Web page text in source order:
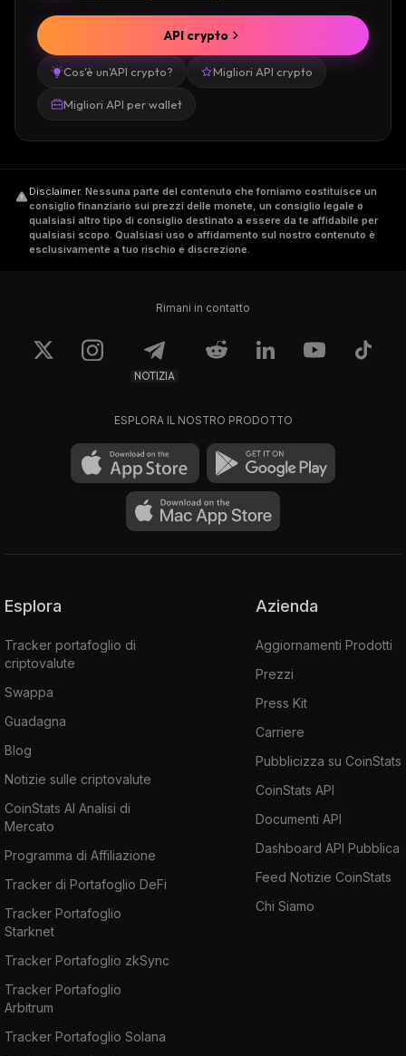
Cos'è un'API crypto? Migliori API crypto
Migliori API per wallet
API crypto
Disclaimer. Nessuna parte del contenuto che forniamo costituisce un
consiglio finanziario sui prezzi delle monete, un consiglio legale o
qualsiasi altro tipo di consiglio destinato a essere da te affidabile per
qualsiasi scopo. Qualsiasi uso o affidamento sul nostro contenuto è
esclusivamente a tuo rischio e discrezione.
Rimani in contatto
NOTIZIA
ESPLORA IL NOSTRO PRODOTTO
Esplora
Tracker portafoglio di
criptovalute
Swappa
Guadagna
Blog
Notizie sulle criptovalute
CoinStats AI Analisi di
Mercato
Programma di Affiliazione
Tracker di Portafoglio DeFi
Tracker Portafoglio
Starknet
Tracker Portafoglio zkSync
Tracker Portafoglio
Arbitrum
Tracker Portafoglio Solana
Azienda
Aggiornamenti Prodotti
Prezzi
Press Kit
Carriere
Pubblicizza su CoinStats
CoinStats API
Documenti API
Dashboard API Pubblica
Feed Notizie CoinStats
Chi Siamo